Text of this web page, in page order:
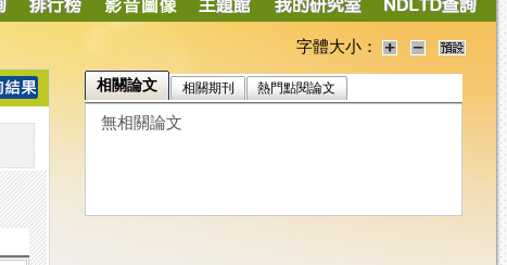
字體大小：
相關論文 相關期刊 熱門點閱論文
無相關論文